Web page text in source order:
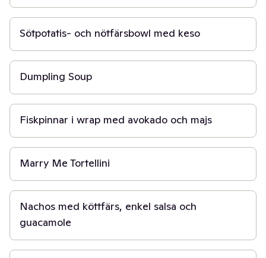
40 min
Sötpotatis- och nötfärsbowl med keso
20 min
Dumpling Soup
20 min
Fiskpinnar i wrap med avokado och majs
20 min
Marry Me Tortellini
25 min
Nachos med köttfärs, enkel salsa och
guacamole
20 min